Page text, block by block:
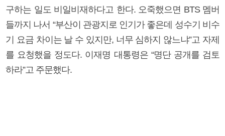
구하는 일도 비일비재하다고 한다. 오죽했으면 BTS 멤버
들까지 나서 “부산이 관광지로 인기가 좋은데 성수기 비수
기 요금 차이는 날 수 있지만, 너무 심하지 않느냐”고 자제
를 요청했을 정도다. 이재명 대통령은 “명단 공개를 검토
하라”고 주문했다.